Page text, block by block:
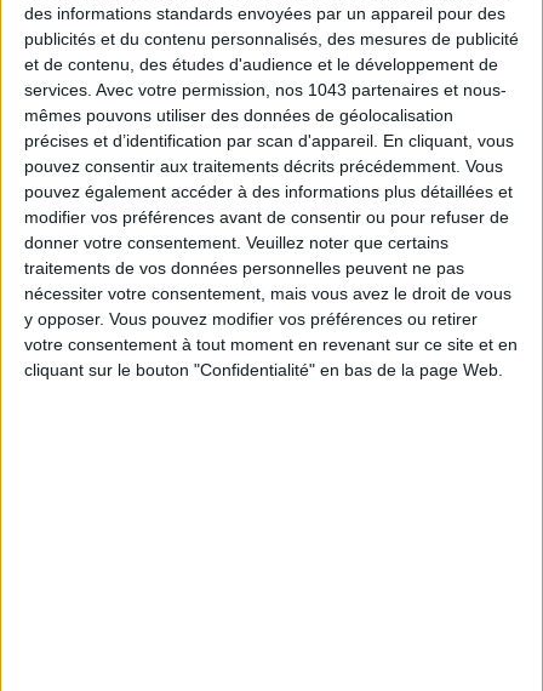
des informations standards envoyées par un appareil pour des
publicités et du contenu personnalisés, des mesures de publicité
et de contenu, des études d'audience et le développement de
services. Avec votre permission, nos 1043 partenaires et nous-
mêmes pouvons utiliser des données de géolocalisation
précises et d’identification par scan d'appareil. En cliquant, vous
pouvez consentir aux traitements décrits précédemment. Vous
pouvez également accéder à des informations plus détaillées et
modifier vos préférences avant de consentir ou pour refuser de
donner votre consentement. Veuillez noter que certains
traitements de vos données personnelles peuvent ne pas
nécessiter votre consentement, mais vous avez le droit de vous
y opposer. Vous pouvez modifier vos préférences ou retirer
votre consentement à tout moment en revenant sur ce site et en
cliquant sur le bouton "Confidentialité" en bas de la page Web.
A NOSTE: HURRAY FOR TOP NOTCH TAPAS